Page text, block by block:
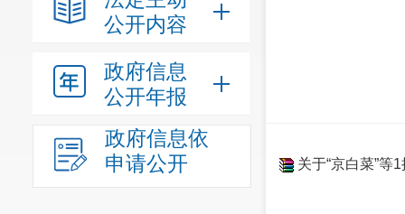
公开内容
政府信息
公开年报
政府信息依
申请公开
关于“京白菜”等